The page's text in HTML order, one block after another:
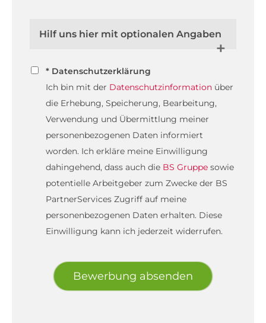
Hilf uns hier mit optionalen Angaben
* Datenschutzerklärung
Ich bin mit der Datenschutzinformation über
die Erhebung, Speicherung, Bearbeitung,
Verwendung und Übermittlung meiner
personenbezogenen Daten informiert
worden. Ich erkläre meine Einwilligung
dahingehend, dass auch die BS Gruppe sowie
potentielle Arbeitgeber zum Zwecke der BS
PartnerServices Zugriff auf meine
personenbezogenen Daten erhalten. Diese
Einwilligung kann ich jederzeit widerrufen.
Bewerbung absenden